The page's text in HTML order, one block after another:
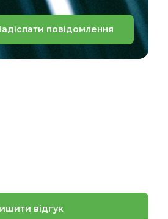
повідомлення
відгук